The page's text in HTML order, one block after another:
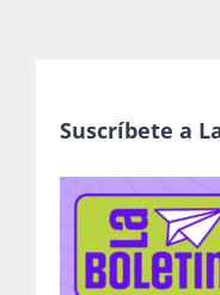
Suscríbete a